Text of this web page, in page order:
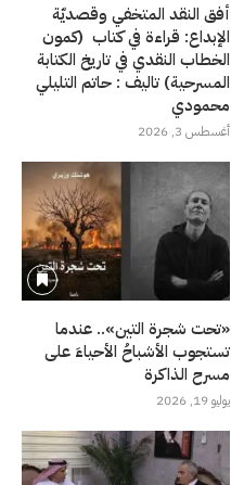
أفق النقد المتخفي وقصديّة
الإبداع: قراءة في كتاب (كمون
الخطاب النقدي في تاريخ الكتابة
المسرحية) تاليف : حاتم التليلي
محمودي
أغسطس 3, 2026
«تحت شجرة التين».. عندما
تستجوب الأشباحُ الأحياءَ على
مسرح الذاكرة
يوليو 19, 2026